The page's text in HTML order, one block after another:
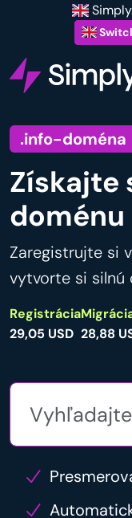
.info-doména
Získajte
doménu
Zaregistrujte si
vytvorte si silnú
Registrácia
29,05 USD 28,88